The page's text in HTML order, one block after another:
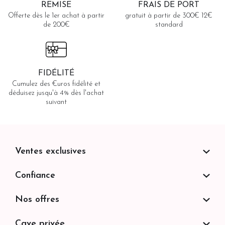
REMISE
Offerte dès le 1er achat à partir
de 200€
FRAIS DE PORT
gratuit à partir de 300€ 12€
standard
FIDÉLITÉ
Cumulez des €uros fidélité et
déduisez jusqu'à 4% dès l'achat
suivant
Ventes exclusives
Confiance
Nos offres